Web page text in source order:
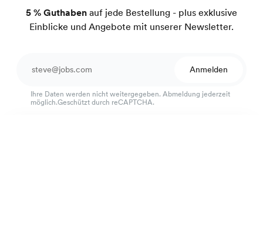
5 % Guthaben auf jede Bestellung - plus exklusive
Einblicke und Angebote mit unserer Newsletter.
Anmelden
Ihre Daten werden nicht weitergegeben. Abmeldung jederzeit
möglich.Geschützt durch reCAPTCHA.